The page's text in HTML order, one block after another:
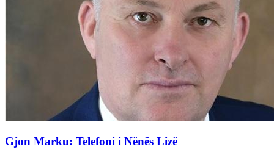
Gjon Marku: Telefoni i Nënës Lizë